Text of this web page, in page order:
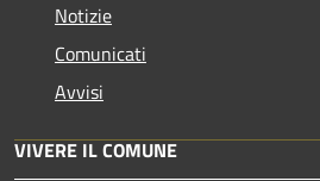
Notizie
Comunicati
Avvisi
VIVERE IL COMUNE